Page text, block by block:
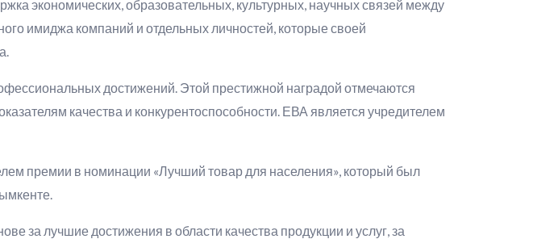
экономических, образовательных, культурных, научных связей между
имиджа компаний и отдельных личностей, которые своей
достижений. Этой престижной наградой отмечаются
качества и конкурентоспособности. ЕВА является учредителем
премии в номинации «Лучший товар для населения», который был
за лучшие достижения в области качества продукции и услуг, за